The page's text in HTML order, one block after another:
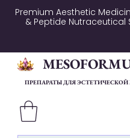
Premium Aesthetic
& Peptide Nutraceutical
ПРЕПАРАТЫ ДЛЯ